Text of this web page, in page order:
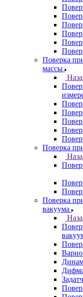
Поверка
массы
Поверка
Поверка
вакуума